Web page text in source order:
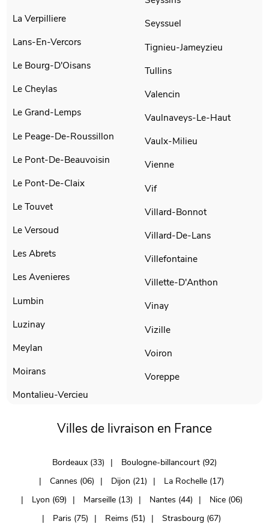
La Verpilliere
Lans-En-Vercors
Le Bourg-D'Oisans
Le Cheylas
Le Grand-Lemps
Le Peage-De-Roussillon
Le Pont-De-Beauvoisin
Le Pont-De-Claix
Le Touvet
Le Versoud
Les Abrets
Les Avenieres
Lumbin
Luzinay
Meylan
Moirans
Montalieu-Vercieu
Seyssuel
Tignieu-Jameyzieu
Tullins
Valencin
Vaulnaveys-Le-Haut
Vaulx-Milieu
Vienne
Vif
Villard-Bonnot
Villard-De-Lans
Villefontaine
Villette-D'Anthon
Vinay
Vizille
Voiron
Voreppe
Villes de livraison en France
Bordeaux (33)
Boulogne-billancourt (92)
Cannes (06)
Dijon (21)
La Rochelle (17)
Lyon (69)
Marseille (13) Nantes (44)
Nice (06)
Paris (75)
Reims (51)
Strasbourg (67)